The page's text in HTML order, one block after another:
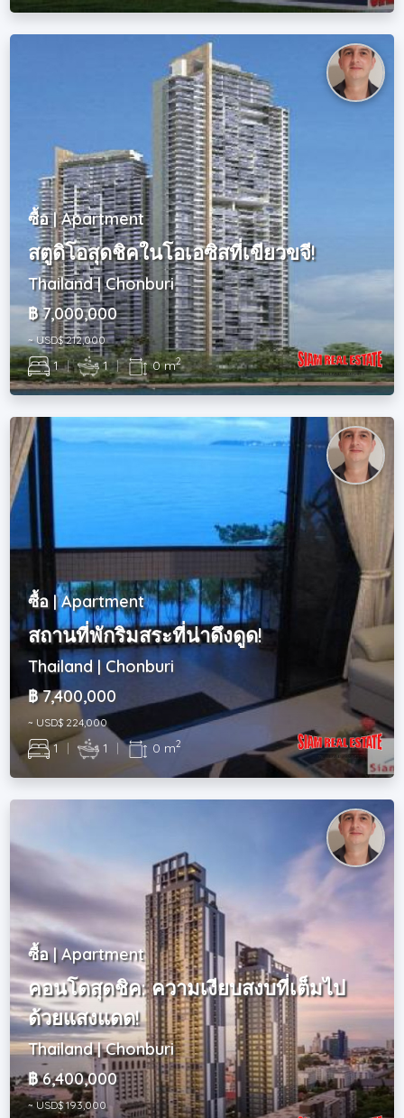
ซื้อ | Apartment
สตูดิโอสุดชิคในโอเอซิสที่เขียวขจี!
Thailand | Chonburi
฿ 7,000,000
~ USD$ 212,000
1 | 1 | 0 m2
ซื้อ | Apartment
สถานที่พักริมสระที่น่าดึงดูด!
Thailand | Chonburi
฿ 7,400,000
~ USD$ 224,000
1 | 1 | 0 m2
ซื้อ | Apartment
คอนโดสุดชิค: ความเงียบสงบที่เต็มไป
ด้วยแสงแดด!
Thailand | Chonburi
฿ 6,400,000
~ USD$ 193,000